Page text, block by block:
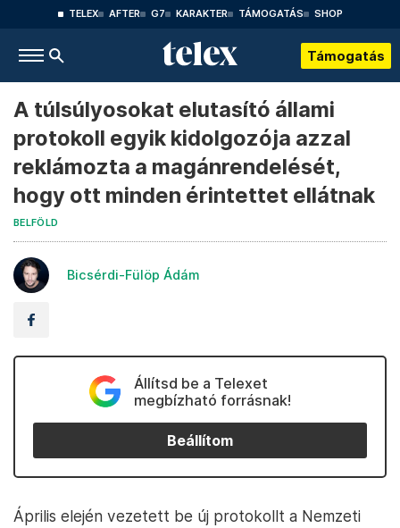
TELEX AFTER G7 KARAKTER TÁMOGATÁS SHOP
Támogatás
A túlsúlyosokat elutasító állami
protokoll egyik kidolgozója azzal
reklámozta a magánrendelését,
hogy ott minden érintettet ellátnak
BELFÖLD
Bicsérdi-Fülöp Ádám
Állítsd be a Telexet
megbízható forrásnak!
Beállítom
Április elején vezetett be új protokollt a Nemzeti